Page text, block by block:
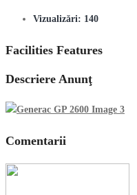
Vizualizări: 140
Facilities Features
Descriere Anunţ
Comentarii